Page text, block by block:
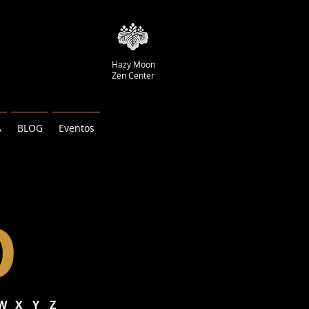
Hazy Moon
Zen Center
BLOG Eventos
X Y Z